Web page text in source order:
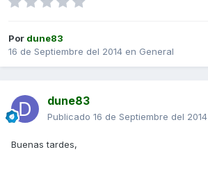
Por dune83
16 de Septiembre del 2014 en General
dune83
Publicado 16 de Septiembre del 2014
Buenas tardes,